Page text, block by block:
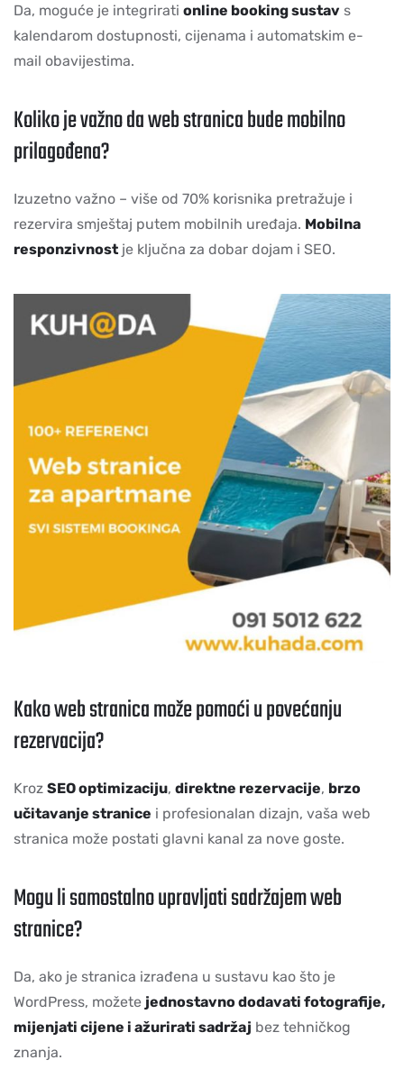
Da, moguće je integrirati online booking sustav s
kalendarom dostupnosti, cijenama i automatskim e-
mail obavijestima.
Koliko je važno da web stranica bude mobilno
prilagođena?
Izuzetno važno – više od 70% korisnika pretražuje i
rezervira smještaj putem mobilnih uređaja. Mobilna
responzivnost je ključna za dobar dojam i SEO.
Kako web stranica može pomoći u povećanju
rezervacija?
Kroz SEO optimizaciju, direktne rezervacije, brzo
učitavanje stranice i profesionalan dizajn, vaša web
stranica može postati glavni kanal za nove goste.
Mogu li samostalno upravljati sadržajem web
stranice?
Da, ako je stranica izrađena u sustavu kao što je
WordPress, možete jednostavno dodavati fotografije,
mijenjati cijene i ažurirati sadržaj bez tehničkog
znanja.